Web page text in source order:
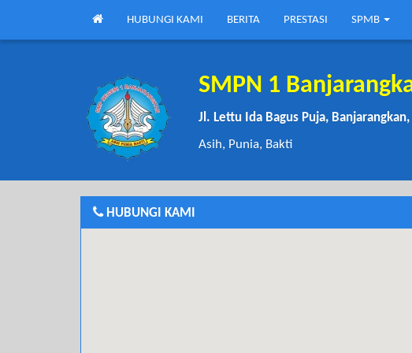
HUBUNGI KAMI BERITA PRESTASI SPMB
SMPN 1
Jl. Lettu Ida Bagus Puja,
Asih, Punia, Bakti
HUBUNGI KAMI